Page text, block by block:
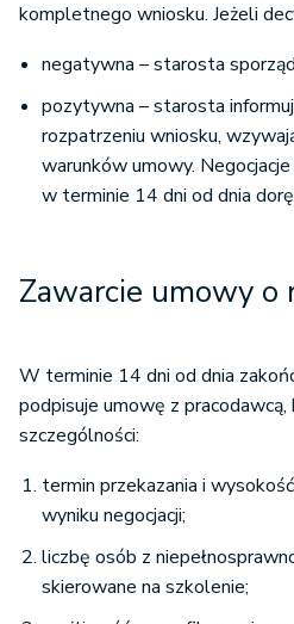
kompletnego wniosku. Jeżeli
negatywna – starosta
pozytywna – starosta
rozpatrzeniu wniosku,
warunków umowy.
w terminie 14 dni od dnia
Zawarcie umowy o
W terminie 14 dni od dnia
podpisuje umowę z
szczególności:
termin przekazania i
wyniku negocjacji;
liczbę osób z
skierowane na szkolenie;